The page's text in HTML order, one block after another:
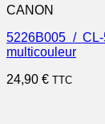
CANON
5226B005 /
multicouleur
24,90 € TTC